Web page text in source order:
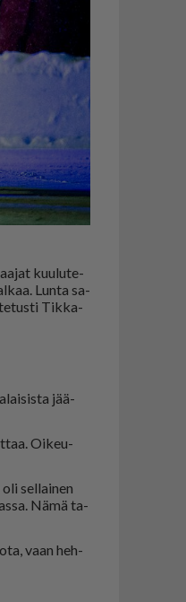
kuu­lu­te­
Lun­ta sa­
Tik­ka­
jää­
Oi­keu­
sel­lai­nen
Nämä ta­
vaan heh­